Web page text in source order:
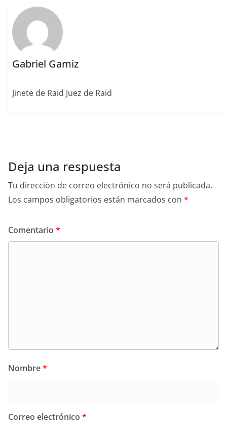
Gabriel Gamiz
Jinete de Raid Juez de Raid
Deja una respuesta
Tu dirección de correo electrónico no será publicada.
Los campos obligatorios están marcados con *
Comentario *
Nombre*
Correo electrónico *